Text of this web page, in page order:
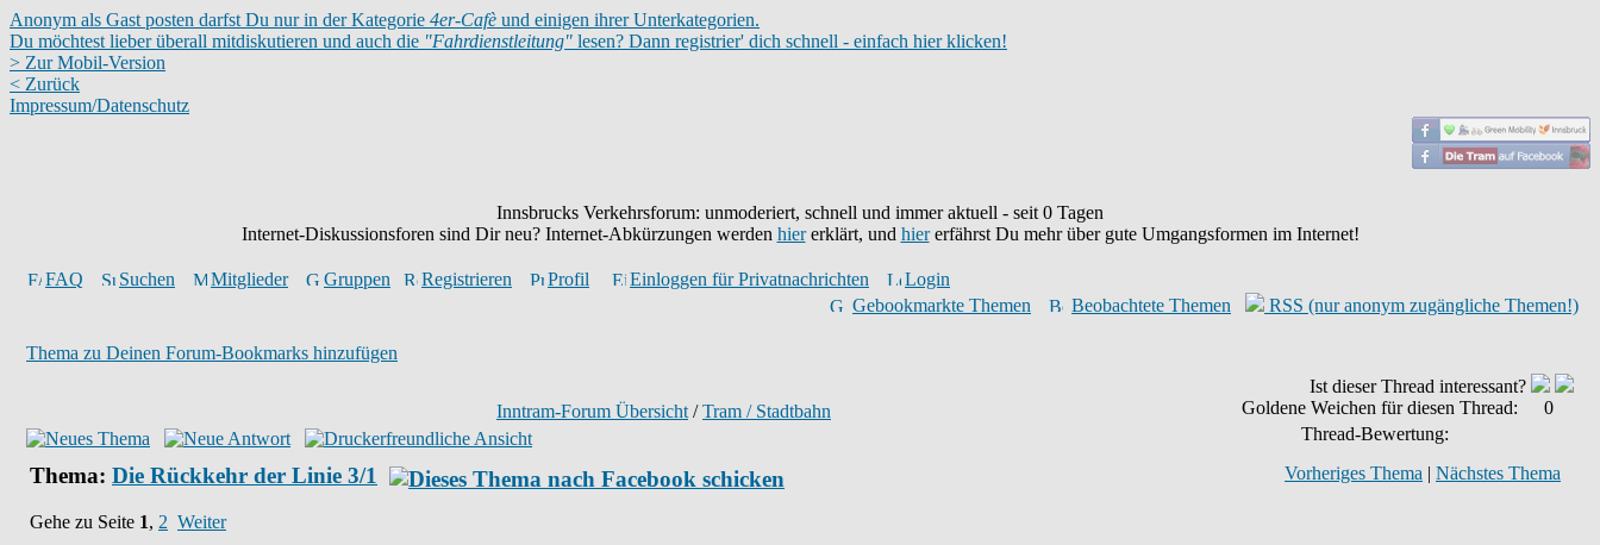
Anonym als Gast posten darfst Du nur in der Kategorie 4er-Cafè und einigen ihrer Unterkategorien.
Du möchtest lieber überall mitdiskutieren und auch die "Fahrdienstleitung" lesen? Dann registrier' dich schnell - einfach hier klicken!
> Zur Mobil-Version
< Zurück
Impressum/Datenschutz
Innsbrucks Verkehrsforum: unmoderiert, schnell und immer aktuell - seit 0 Tagen
Internet-Diskussionsforen sind Dir neu? Internet-Abkürzungen werden hiererklärt, und hiererfährst Du mehr über gute Umgangsformen im Internet!
FAQ Suchen Mitglieder Gruppen Registrieren Profil Einloggen für Privatnachrichten
Login
Gebookmarkte Themen
Beobachtete Themen RSS (nur anonym zugängliche Themen!)
Thema zu Deinen Forum-Bookmarks hinzufügen
Inntram-Forum Übersicht /Tram / Stadtbahn
Ist dieser Thread interessant?
Goldene Weichen für diesen Thread:
0
Thread-Bewertung:
Thema: Die Rückkehr der Linie 3/1
Gehe zu Seite 1, 2 Weiter
Vorheriges Thema | Nächstes Thema